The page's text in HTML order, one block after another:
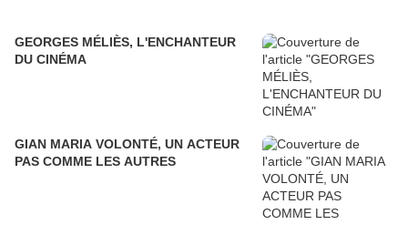
GEORGES MÉLIÈS, L'ENCHANTEUR
DU CINÉMA
GIAN MARIA VOLONTÉ, UN ACTEUR
PAS COMME LES AUTRES